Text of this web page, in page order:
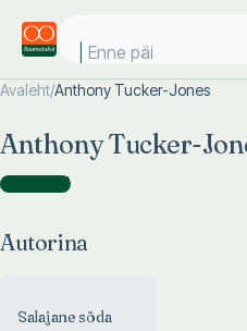
Enne päik
Avaleht/Anthony Tucker-Jones
Anthony Tucker-
Autorina )
Autorina
Salajane sõda